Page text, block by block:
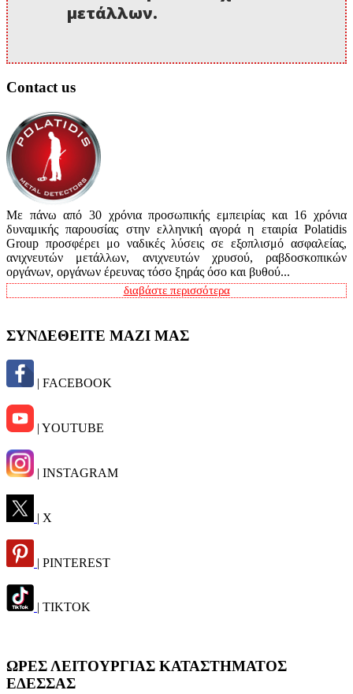
μετάλλων.
Contact us
Με πάνω από 30 χρόνια προσωπικής εμπειρίας και 16 χρόνια
δυναμικής παρουσίας στην ελληνική αγορά η εταιρία Polatidis
Group προσφέρει μο ναδικές λύσεις σε εξοπλισμό ασφαλείας,
ανιχνευτών μετάλλων, ανιχνευτών χρυσού, ραβδοσκοπικών
οργάνων, οργάνων έρευνας τόσο ξηράς όσο και βυθού...
διαβάστε περισσότερα
ΣΥΝΔΕΘΕΙΤΕ ΜΑΖΙ ΜΑΣ
| FACEBOOK
| YOUTUBE
| INSTAGRAM
| X
| PINTEREST
| TIKTOK
ΩΡΕΣ ΛΕΙΤΟΥΡΓΙΑΣ ΚΑΤΑΣΤΗΜΑΤΟΣ
ΕΔΕΣΣΑΣ